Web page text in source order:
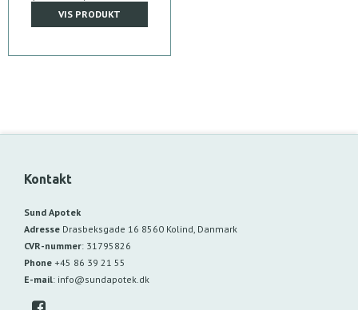
VIS PRODUKT
Kontakt
Sund Apotek
Adresse Drasbeksgade 16 8560 Kolind, Danmark
CVR-nummer: 31795826
Phone +45 86 39 21 55
E-mail: info@sundapotek.dk